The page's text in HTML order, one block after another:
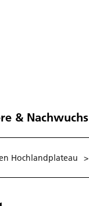
& Nachwuchs
Hochlandplateau >